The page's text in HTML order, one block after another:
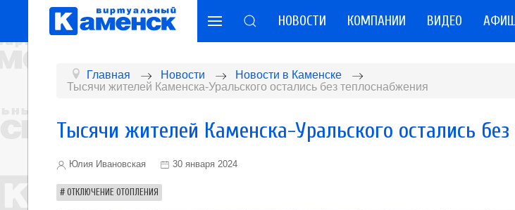
НОВОСТИ КОМПАНИИ ВИДЕО
Главная Новости
Новости в Каменске
Тысячи жителей Каменска-Уральского остались без теплоснабжения
Тысячи жителей Каменска-Уральского остались
Юлия Ивановская 30 января 2024
ОТКЛЮЧЕНИЕ ОТОПЛЕНИЯ